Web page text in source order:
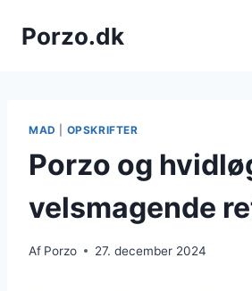
Porzo.dk
MAD OPSKRIFTER
Porzo og
velsmagende
Af Porzo 27. december 2024